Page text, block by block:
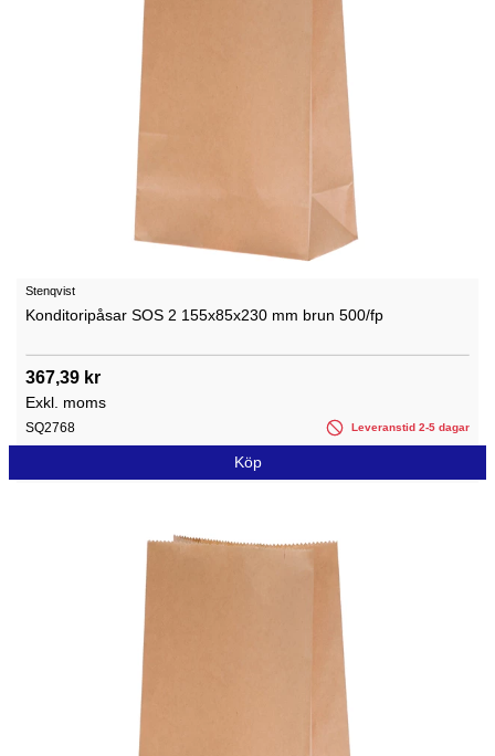
Stenqvist
Konditoripåsar SOS 2 155x85x230 mm brun 500/fp
367,39 kr
Exkl. moms
SQ2768 Leveranstid 2-5 dagar
Köp